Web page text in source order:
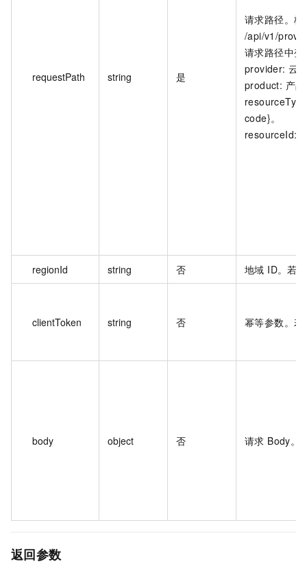
requestPath string 是
请求路径。格
/api/v1/
请求路径中变
provider: 云
product: 产
code}。
resourceId:
regionId string 否 地域 ID。若
clientToken string 否 幂等参数。
body object 否 请求 Body。
返回参数